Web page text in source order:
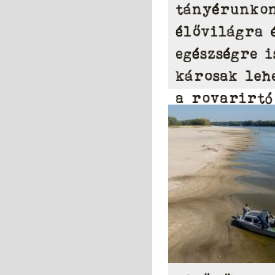
élővilágra
egészségre
károsak
a rovarirtó
szerek